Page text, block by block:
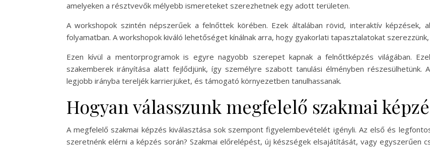
amelyeken a résztvevők mélyebb ismereteket szerezhetnek egy adott területen.
A workshopok szintén népszerűek a felnőttek körében. Ezek általában rövid, interaktív képzések,
folyamatban. A workshopok kiváló lehetőséget kínálnak arra, hogy gyakorlati tapasztalatokat
Ezen kívül a mentorprogramok is egyre nagyobb szerepet kapnak a felnőttképzés világában.
szakemberek irányítása alatt fejlődjünk, így személyre szabott tanulási élményben
legjobb irányba tereljék karrierjüket, és támogató környezetben tanulhassanak.
Hogyan válasszunk megfelelő szakmai
A megfelelő szakmai képzés kiválasztása sok szempont figyelembevételét igényli. Az első és
szeretnénk elérni a képzés során? Szakmai előrelépést, új készségek elsajátítását, vagy egyszerűen